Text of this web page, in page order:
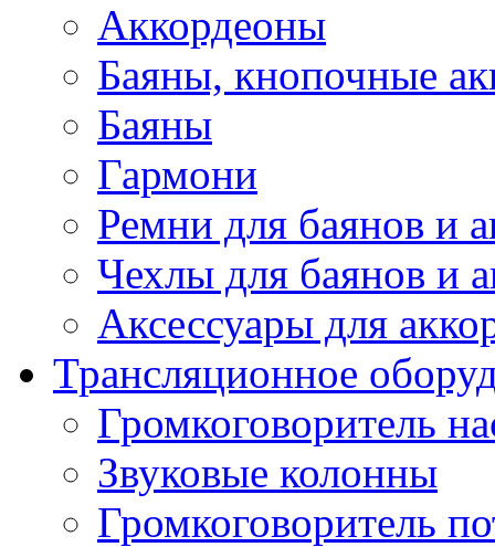
Аккордеоны
Баяны, кнопочные
Баяны
Гармони
Ремни для баянов и
Чехлы для баянов и
Аксессуары для
Трансляционное
Громкоговоритель
Звуковые колонны
Громкоговоритель